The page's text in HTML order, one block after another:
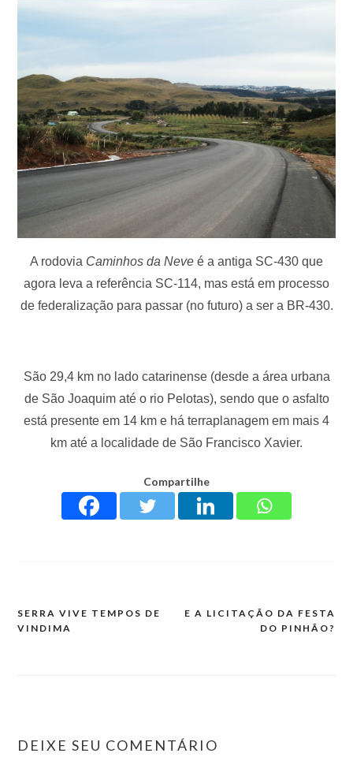
A rodovia Caminhos da Neve é a antiga SC-430 que
agora leva a referência SC-114, mas está em processo
de federalização para passar (no futuro) a ser a BR-430.
São 29,4 km no lado catarinense (desde a área urbana
de São Joaquim até o rio Pelotas), sendo que o asfalto
está presente em 14 km e há terraplanagem em mais 4
km até a localidade de São Francisco Xavier.
Compartilhe
SERRA VIVE TEMPOS DE
VINDIMA
E A LICITAÇÃO DA FESTA
DO PINHÃO?
DEIXE SEU COMENTÁRIO